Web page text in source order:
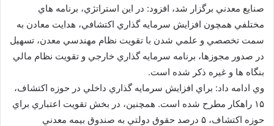
صنايع معدني برگزار شد، افزود: در اين استراتژي، برنامه هاي
مختلفي همچون افزايش سرمايه گذاري اكتشافي، هدايت معادن به
سمت تخصصي و علمي شدن با تقويت نظام مهندسي معدن، تسهيل
در صدور مجوزها، برنامه سرمايه گذاري خارجي و تقويت نظام مالي
بنگاه ها و غيره ذكر شده است.
وي ادامه داد: براي افزايش سرمايه گذاري داخلي در حوزه اكتشاف،
۱۵ راهكار مطرح شده است. همچنين، در بخش تقويت اعتباري براي
حوزه اكتشاف، ۵ درصد حقوق دولتي به صندوق بيمه معدني